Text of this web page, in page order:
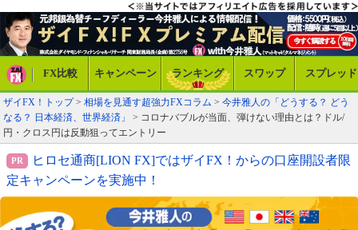
FX比較 キャンペーン ランキング スワップ スプレッド
ザイFX！トップ> 相場を見通す超強力FXコラム > 今井雅人の「どうする？ どう
なる？ 日本経済、世界経済」
> コロナバブルが当面、弾けない理由とは？ドル/
円・クロス円は反動狙ってエントリー
ヒロセ通商[LION FX]ではザイFX！からの口座開設者限
定キャンペーンを実施中！